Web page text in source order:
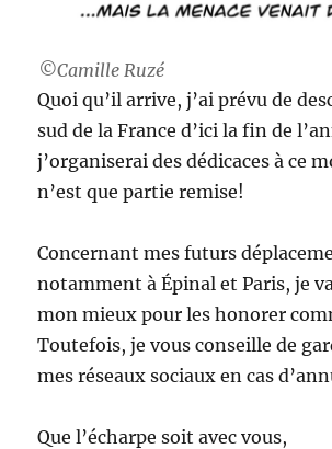
©Camille Ruzé
Quoi qu’il arrive, j’ai prévu de
sud de la France d’ici la fin de
j’organiserai des dédicaces à ce
n’est que partie remise!
Concernant mes futurs
notamment à Épinal et Paris, je
mon mieux pour les honorer
Toutefois, je vous conseille de
mes réseaux sociaux en cas
Que l’écharpe soit avec vous,